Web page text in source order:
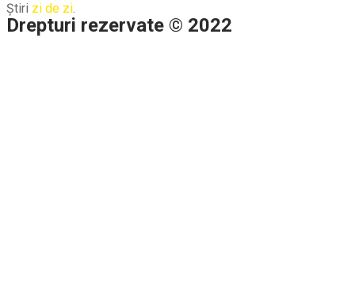
Știri zi de zi.
Drepturi rezervate © 2022